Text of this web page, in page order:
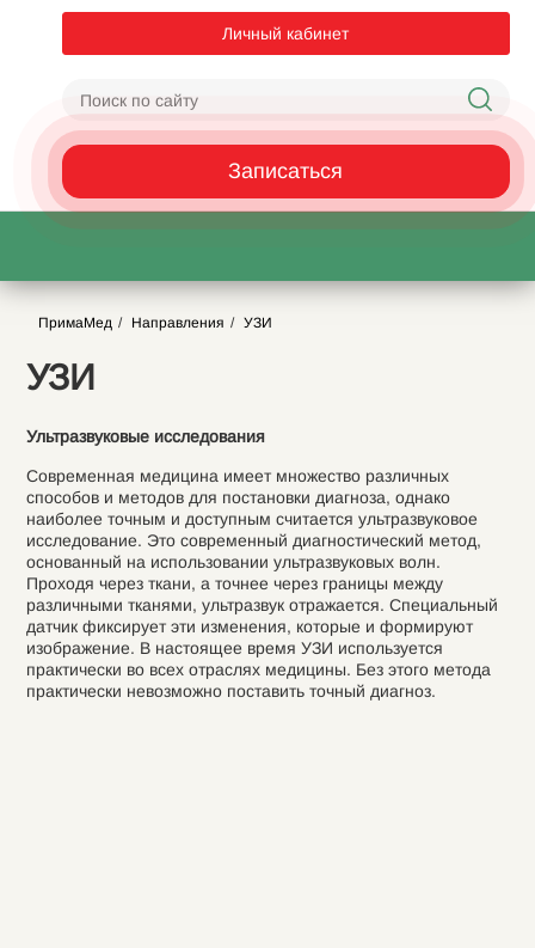
Личный кабинет
Записаться
ПримаМед Направления УЗИ
УЗИ
Ультразвуковые исследования
Современная медицина имеет множество различных
способов и методов для постановки диагноза, однако
наиболее точным и доступным считается ультразвуковое
исследование. Это современный диагностический метод,
основанный на использовании ультразвуковых волн.
Проходя через ткани, а точнее через границы между
различными тканями, ультразвук отражается. Специальный
датчик фиксирует эти изменения, которые и формируют
изображение. В настоящее время УЗИ используется
практически во всех отраслях медицины. Без этого метода
практически невозможно поставить точный диагноз.